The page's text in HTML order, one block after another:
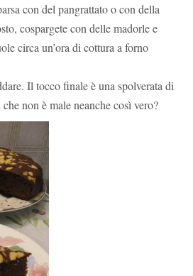
con del pangrattato o con della
cospargete con delle madorle e
circa un’ora di cottura a forno
Il tocco finale è una spolverata di
non è male neanche così vero?